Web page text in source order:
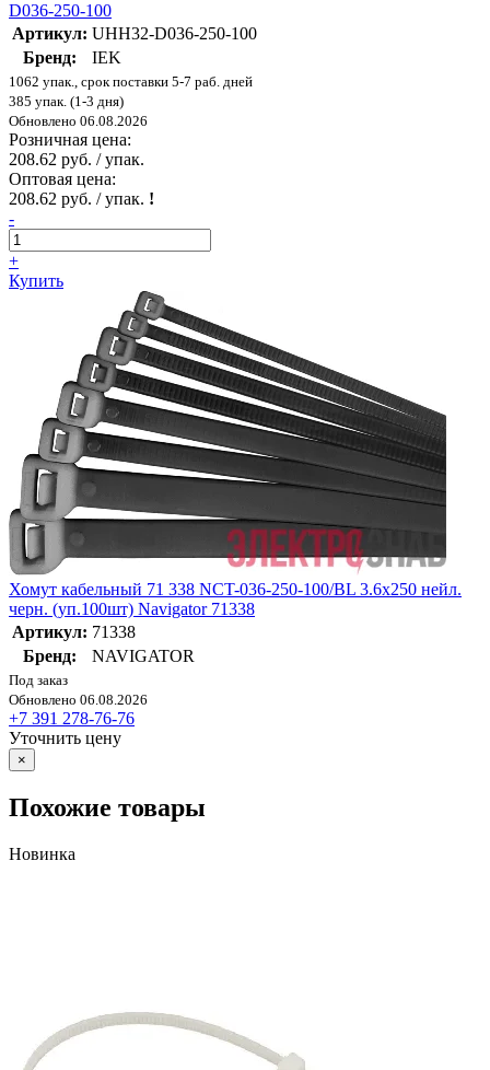
D036-250-100
Артикул: UHH32-D036-250-100
Бренд:
IEK
1062 упак., срок поставки 5-7 раб. дней
385 упак. (1-3 дня)
Обновлено 06.08.2026
Розничная цена:
208.62 руб. / упак.
Оптовая цена:
208.62 руб. / упак. !
-
+
Купить
Хомут кабельный 71 338 NCT-036-250-100/BL 3.6х250 нейл.
черн. (уп.100шт) Navigator 71338
Артикул: 71338
Бренд:
NAVIGATOR
Под заказ
Обновлено 06.08.2026
+7 391 278-76-76
Уточнить цену
×
Похожие товары
Новинка